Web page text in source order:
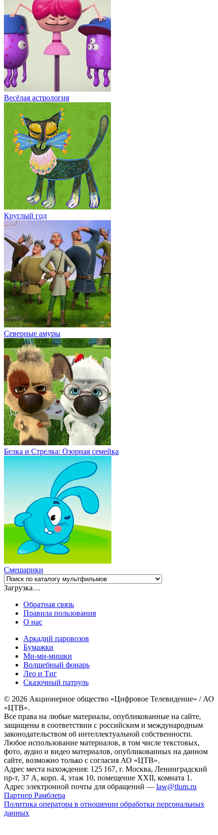
Весёлая астрология
Круглый год
Северные амуры
Белка и Стрелка: Озорная семейка
Смешарики
Загрузка…
Обратная связь
Правила пользования
О нас
Аркадий паровозов
Бумажки
Ми-ми-мишки
Волшебный фонарь
Лео и Тиг
Сказочный патруль
© 2026 Акционерное общество «Цифровое Телевидение» / АО
«ЦТВ».
Все права на любые материалы, опубликованные на сайте,
защищены в соответствии с российским и международным
законодательством об интеллектуальной собственности.
Любое использование материалов, в том числе текстовых,
фото, аудио и видео материалов, опубликованных на данном
сайте, возможно только с согласия АО «ЦТВ».
Адрес места нахождения: 125 167, г. Москва, Ленинградский
пр-т, 37 А, корп. 4, этаж 10, помещение XXII, комната 1.
Адрес электронной почты для обращений — law@tlum.ru
Партнер Рамблера
Политика оператора в отношении обработки персональных
данных